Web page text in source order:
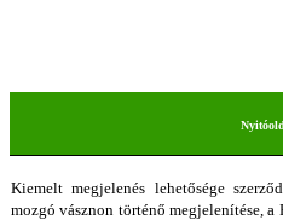
Kiemelt megjelenés lehetősége
mozgó vásznon történő megjelenítése,